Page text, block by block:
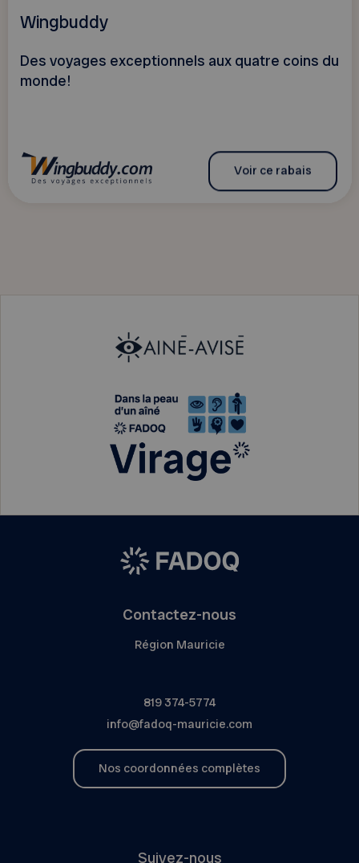
Wingbuddy
Des voyages exceptionnels aux quatre coins du
monde!
Voir ce rabais
Contactez-nous
Région Mauricie
819 374-5774
info@fadoq-mauricie.com
Nos coordonnées complètes
Suivez-nous